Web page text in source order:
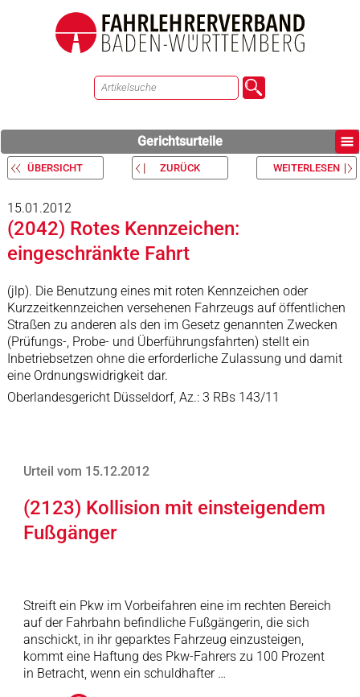
Gerichtsurteile
ÜBERSICHT ZURÜCK WEITERLESEN
15.01.2012
(2042) Rotes Kennzeichen:
eingeschränkte Fahrt
(jlp). Die Benutzung eines mit roten Kennzeichen oder
Kurzzeitkennzeichen versehenen Fahrzeugs auf öffentlichen
Straßen zu anderen als den im Gesetz genannten Zwecken
(Prüfungs-, Probe- und Überführungsfahrten) stellt ein
Inbetriebsetzen ohne die erforderliche Zulassung und damit
eine Ordnungswidrigkeit dar.
Oberlandesgericht Düsseldorf, Az.: 3 RBs 143/11
Urteil vom 15.12.2012
(2123) Kollision mit einsteigendem
Fußgänger
Streift ein Pkw im Vorbeifahren eine im rechten Bereich
auf der Fahrbahn befindliche Fußgängerin, die sich
anschickt, in ihr geparktes Fahrzeug einzusteigen,
kommt eine Haftung des Pkw-Fahrers zu 100 Prozent
in Betracht, wenn ein schuldhafter …